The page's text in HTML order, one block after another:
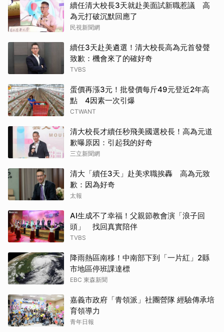
續任清大校長3天就赴美面試新職惹議 高
為元打破沉默回應了
民視新聞網
續任3天赴美遴選！清大校長高為元首發聲
致歉：機會來了的確好奇
TVBS
蛋價再漲3元！批發價每斤49元登近2年高
點 4因素一次引爆
CTWANT
清大校長才續任秒飛美國選校長！高為元道
歉曝原因：引起我的好奇
三立新聞網
清大「續任3天」赴美求職挨轟 高為元致
歉：因為好奇
太報
AI生成不了幸福！父親節教會演「浪子回
頭」 找回真實陪伴
TVBS
降雨熱區南移！中南部下到「一片紅」2縣
市地區停班課達標
EBC 東森新聞
嘉義市政府「青領派」社團營隊 經驗傳承培
育領導力
青年日報